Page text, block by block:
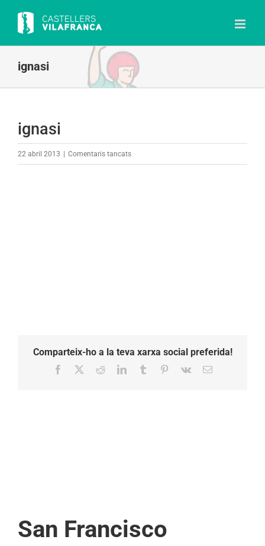
content
ignasi
ignasi
22 abril 2013 Comentaris tancatsa
Comparteix-ho a la teva xarxa social preferida!
Facebook RedditLinkedInTumblr Pinterest
Vk Email:
San Francisco